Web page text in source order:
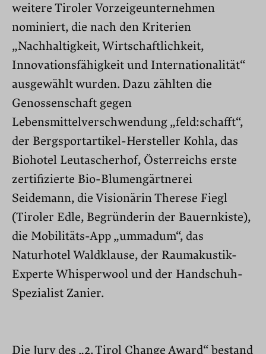
weitere Tiroler Vorzeigeunternehmen
nominiert, die nach den Kriterien
„Nachhaltigkeit, Wirtschaftlichkeit,
Innovationsfähigkeit und Internationalität“
ausgewählt wurden. Dazu zählten die
Genossenschaft gegen
Lebensmittelverschwendung „feld:schafft“,
der Bergsportartikel-Hersteller Kohla, das
Biohotel Leutascherhof, Österreichs erste
zertifizierte Bio-Blumengärtnerei
Seidemann, die Visionärin Therese Fiegl
(Tiroler Edle, Begründerin der Bauernkiste),
die Mobilitäts-App „ummadum“, das
Naturhotel Waldklause, der Raumakustik-
Experte Whisperwool und der Handschuh-
Spezialist Zanier.
Die Jury des „2. Tirol Change Award“ bestand